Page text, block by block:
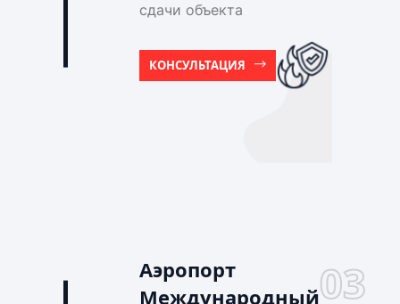
сдачи объекта
КОНСУЛЬТАЦИЯ
Аэропорт
Международный03